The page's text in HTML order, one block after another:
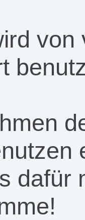
von
dafür